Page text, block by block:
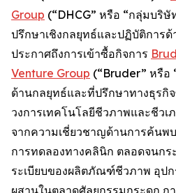
Group (“DHCG” หรือ “กลุ่มบริ
ปรึกษาเชิงกลยุทธ์และปฏิบัติการ
ประกาศถึงการเข้าซื้อกิจการ
Venture Group (“Bruder” หรือ
ด้านกลยุทธ์และที่ปรึกษาทางธุรกิ
วงการเทคโนโลยีชีวภาพและชีว
จากความเชี่ยวชาญด้านการค้นพ
การทดลองทางคลินิก ตลอดจนก
ระเบียบของผลิตภัณฑ์ชีวภาพ อุ
ผสานในตลาดศัลยกรรมกระดูก ก